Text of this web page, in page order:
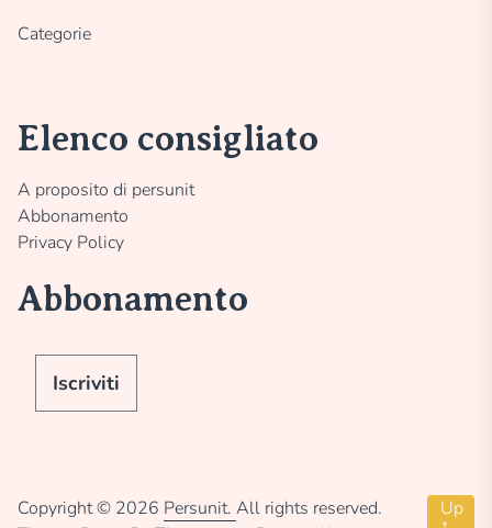
Categorie
Elenco consigliato
A proposito di persunit
Abbonamento
Privacy Policy
Abbonamento
Iscriviti
Copyright © 2026 Persunit. All rights reserved.
Up